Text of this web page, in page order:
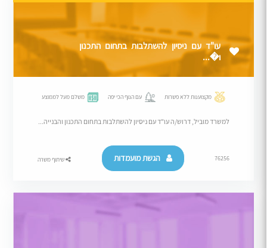
עו"ד עם ניסיון להשתלבות בתחום התכנון
ו�...
מקצוענות ללא פשרות עם הנוף הכי יפה משלם מעל לממוצע
למשרד מוביל, דרוש/ה עו"ד עם ניסיון להשתלבות בתחום התכנון והבנייה...
76256 הגשת מועמדות שיתוף משרה